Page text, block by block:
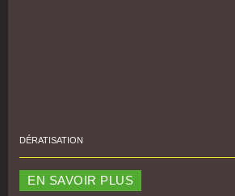
DÉRATISATION
EN SAVOIR PLUS